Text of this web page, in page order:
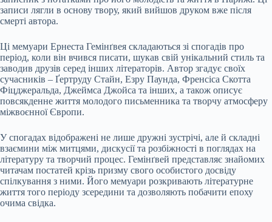
записи лягли в основу твору, який вийшов друком вже після
смерті автора.
Ці мемуари Ернеста Гемінґвея складаються зі спогадів про
період, коли він вчився писати, шукав свій унікальний стиль та
заводив друзів серед інших літераторів. Автор згадує своїх
сучасників – Ґертруду Стайн, Езру Паунда, Френсіса Скотта
Фіцджеральда, Джеймса Джойса та інших, а також описує
повсякденне життя молодого письменника та творчу атмосферу
міжвоєнної Європи.
У спогадах відображені не лише дружні зустрічі, але й складні
взаємини між митцями, дискусії та розбіжності в поглядах на
літературу та творчий процес. Гемінґвей представляє знайомих
читачам постатей крізь призму свого особистого досвіду
спілкування з ними. Його мемуари розкривають літературне
життя того періоду зсередини та дозволяють побачити епоху
очима свідка.